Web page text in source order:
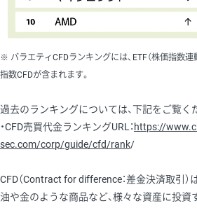
※ バラエティCFDランキングには、ETF（株価指数
指数CFDが含まれます。
過去のランキングについては、下記をご覧く
・CFD売買代金ランキングURL： https://
sec.com/corp/guide/cfd/rank/
CFD（Contract for difference：差金決済取引）
油や金のような商品など、様々な資産に投